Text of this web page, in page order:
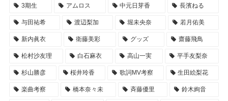
3期生 アムロス 中元日芽香 長濱ねる
与田祐希 渡辺梨加 堀未央奈 若月佑美
新内眞衣 衛藤美彩 グッズ 齋藤飛鳥
松村沙友理 白石麻衣 高山一実 平手友梨奈
杉山勝彦 桜井玲香 歌詞MV考察 生田絵梨花
楽曲考察 橋本奈々未 斉藤優里 鈴木絢音